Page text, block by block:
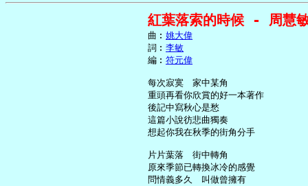
紅葉落索的時候 - 周慧
     曲︰
姚大偉
     詞︰
李敏
     編︰
符元偉
     每次寂寞　家中某角
     重頭再看你欣賞的好一本著作
     後記中寫秋心是愁
     這篇小說彷悲曲獨奏
     想起你我在秋季的街角分手
     片片葉落　街中轉角
     原來季節已轉換冰冷的感覺
     問情義多久　叫做曾擁有